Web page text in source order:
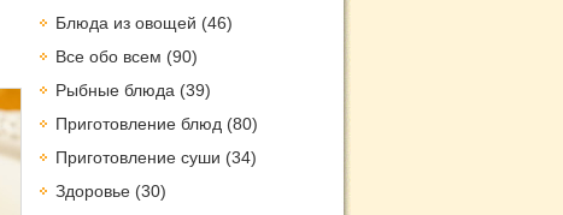
Блюда из овощей (46)
Все обо всем (90)
Рыбные блюда (39)
Приготовление блюд (80)
Приготовление суши (34)
Здоровье (30)